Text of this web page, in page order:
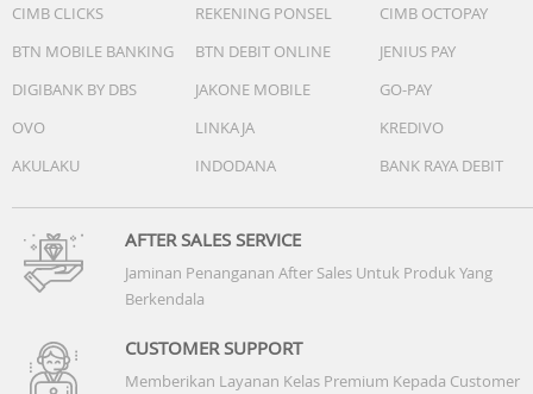
CIMB CLICKS
REKENING PONSEL
CIMB OCTOPAY
BTN MOBILE BANKING
BTN DEBIT ONLINE
JENIUS PAY
DIGIBANK BY DBS
JAKONE MOBILE
GO-PAY
OVO
LINKAJA
KREDIVO
AKULAKU
INDODANA BANK RAYA DEBIT
AFTER SALES SERVICE
Jaminan Penanganan After Sales Untuk Produk Yang
Berkendala
CUSTOMER SUPPORT
Memberikan Layanan Kelas Premium Kepada Customer